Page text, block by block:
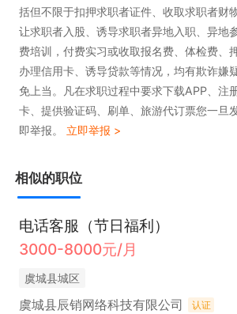
括但不限于扣押求职者证件、收取求职者财
让求职者入股、诱导求职者异地入职、异地
费培训，付费实习或收取报名费、体检费、
办理信用卡、诱导贷款等情况，均有欺诈嫌
免上当。凡在求职过程中要求下载APP、注
卡、提供验证码、刷单、旅游代订票您一旦
即举报。 立即举报 >
相似的职位
电话客服（节日福利）
3000-8000元/月
虞城县城区
虞城县辰销网络科技有限公司 认证